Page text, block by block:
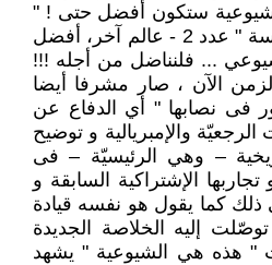
ستكون أفضل حتى ! "
( " الماوية : نظريّة و ممارسة " عدد 2 - عالم آخر، أفضل
... فلنناضل من أجله !!!
الآن ، صار مشرفا أيضا
فى نصابها " أي الدفاع عن
والإمبريالية و توضيح
– وهي الرئيسيّة – فى
تجاربها الإشتراكية السابقة و
ذلك كما يقول هو نفسه قيادة
إليه الخلاصة الجديدة
" هذه هي الشيوعية " يشهد